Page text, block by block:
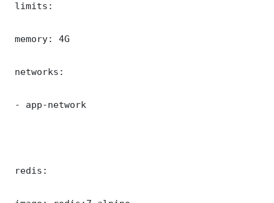
limits:
memory: 4G
networks:
- app-network
redis: